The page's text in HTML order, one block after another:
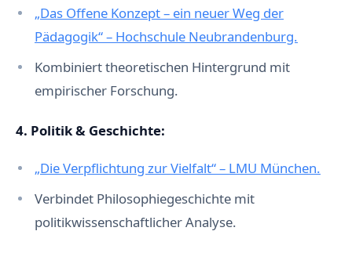
„Das Offene Konzept – ein neuer Weg der
Pädagogik“ – Hochschule Neubrandenburg.
Kombiniert theoretischen Hintergrund mit
empirischer Forschung.
4. Politik & Geschichte:
„Die Verpflichtung zur Vielfalt“ – LMU München.
Verbindet Philosophiegeschichte mit
politikwissenschaftlicher Analyse.